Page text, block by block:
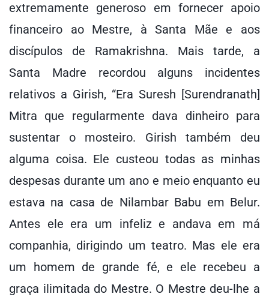
extremamente generoso em fornecer apoio
financeiro ao Mestre, à Santa Mãe e aos
discípulos de Ramakrishna. Mais tarde, a
Santa Madre recordou alguns incidentes
relativos a Girish, “Era Suresh [Surendranath]
Mitra que regularmente dava dinheiro para
sustentar o mosteiro. Girish também deu
alguma coisa. Ele custeou todas as minhas
despesas durante um ano e meio enquanto eu
estava na casa de Nilambar Babu em Belur.
Antes ele era um infeliz e andava em má
companhia, dirigindo um teatro. Mas ele era
um homem de grande fé, e ele recebeu a
graça ilimitada do Mestre. O Mestre deu-lhe a